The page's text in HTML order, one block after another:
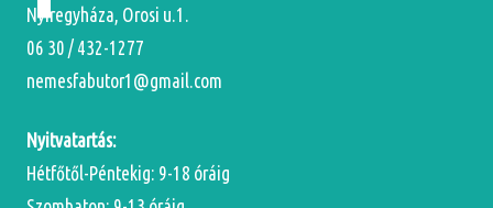
Nyíregyháza, Orosi u.1.
06 30 / 432-1277
nemesfabutor1@gmail.com
Nyitvatartás:
Hétfőtől-Péntekig: 9-18 óráig